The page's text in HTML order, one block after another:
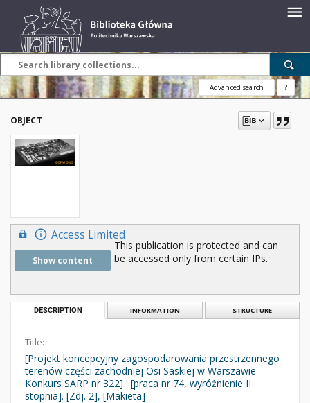
Advanced search ?
OBJECT
Access Limited
Show content
This publication is protected and can
be accessed only from certain IPs.
DESCRIPTION INFORMATION STRUCTURE
Title:
[Projekt koncepcyjny zagospodarowania przestrzennego
terenów części zachodniej Osi Saskiej w Warszawie -
Konkurs SARP nr 322] : [praca nr 74, wyróżnienie II
stopnia]. [Zdj. 2], [Makieta]